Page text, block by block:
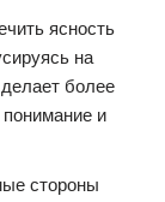
ясность
на
более
и
стороны